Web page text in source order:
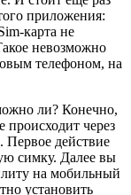
приложения:
карта не
невозможно
телефоном, на
ли? Конечно,
происходит через
Первое действие
симку. Далее вы
на мобильный
установить